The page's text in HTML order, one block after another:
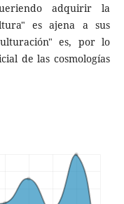
adquirir la
es ajena a sus
es, por lo
de las cosmologías